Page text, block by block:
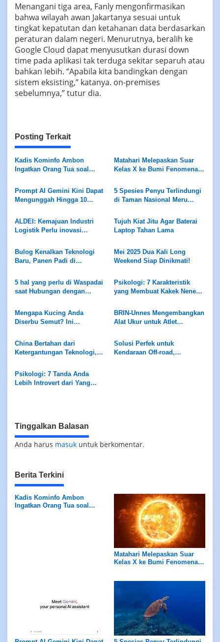
Menangani tiga area, Fanly mengonfirmasikan
bahwa wilayah awan Jakartanya sesuai untuk
tingkat kepatutan dan ketahanan data berdasarkan
peraturan dalam negeri. Menurutnya, beralih ke
Google Cloud dapat menyusutkan durasi down
time pada aplikasi tak terduga sekitar separuh atau
bahkan lebih. “Apabila kita bandingkan dengan
sistem eksisting,” katanya. on-premises
sebelumnya,” tutur dia.
Posting Terkait
Kadis Kominfo Ambon
Ingatkan Orang Tua soal
Medsos
Matahari Melepaskan Suar
Kelas X ke Bumi Fenomena
Prompt AI Gemini Kini Dapat
Mengunggah Hingga 10
5 Spesies Penyu Terlindungi
di Taman Nasional Meru
Mereka
ALDEI: Kemajuan Industri
Logistik Perlu inovasi
Tujuh Kiat Jitu Agar Baterai
Laptop Tahan Lama
Bulog Kenalkan Teknologi
Baru, Panen Padi di
Lipat
Mei 2025 Dua Kali Long
Weekend Siap Dinikmati!
5 hal yang perlu di Waspadai
saat Hubungan dengan
Psikologi: 7 Karakteristik
yang Membuat Kakek Nenek
Positif pada Cucu
Mengapa Kucing Anda
Diserbu Semut? Ini
BRIN-Unnes Mengembangkan
Alat Ukur untuk Atlet
China Bertahan dari
Ketergantungan Teknologi,
Pengembangan Mandiri AI
Solusi Perfek untuk
Kendaraan Off-road,
Psikologi: 7 Tanda Anda
Lebih Introvert dari Yang
Tinggalkan Balasan
Anda harus masuk untuk berkomentar.
Berita Terkini
Kadis Kominfo Ambon
Ingatkan Orang Tua soal
Matahari Melepaskan Suar
Kelas X ke Bumi Fenomena